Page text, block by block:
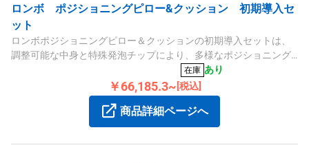
ロンボ ポジショニングピロー&クッション 初期導入セ
ット
ロンボポジショニングピロー＆クッションの初期導入セットは、
調整可能な中身と特殊発泡チップにより、多様なポジショニング
に対応します。安定性と快適さを追求した医療現場向けの商品で
在庫 あり
￥66,185.3~ [税込]
商品詳細ページへ